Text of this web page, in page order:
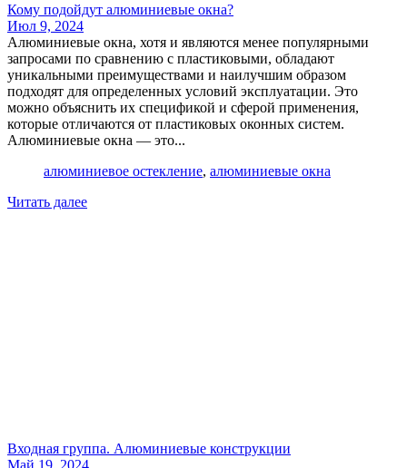
​Кому подойдут алюминиевые окна?
Июл 9, 2024
Алюминиевые окна, хотя и являются менее популярными
запросами по сравнению с пластиковыми, обладают
уникальными преимуществами и наилучшим образом
подходят для определенных условий эксплуатации. Это
можно объяснить их спецификой и сферой применения,
которые отличаются от пластиковых оконных систем.
Алюминиевые окна — это...
алюминиевое остекление, алюминиевые окна
Читать далее
Входная группа. Алюминиевые конструкции
Май 19, 2024